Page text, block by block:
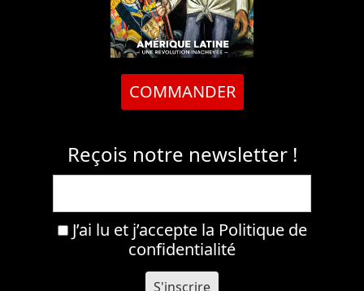
COMMANDER
Reçois notre newsletter !
J’ai lu et j’accepte la Politique de
confidentialité